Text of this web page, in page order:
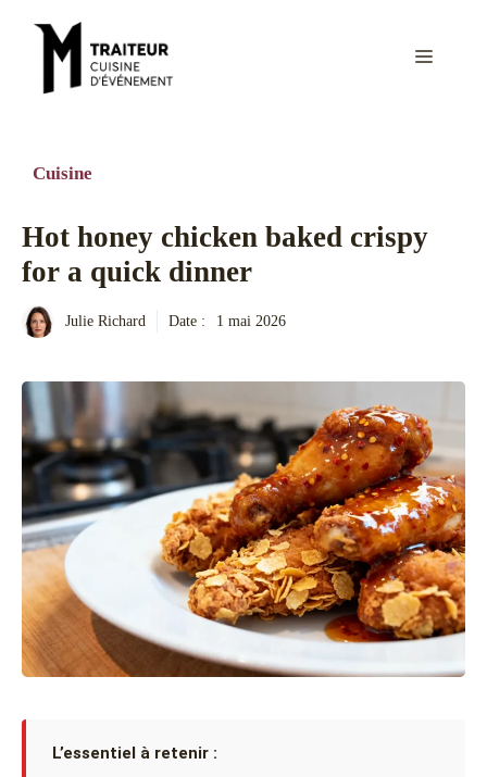
Menu
Cuisine
Hot honey chicken baked crispy
for a quick dinner
Julie Richard Date : 1 mai 2026
L’essentiel à retenir :